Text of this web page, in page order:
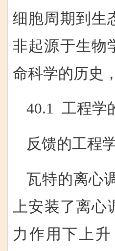
细胞周期到生
非起源于生物
命科学的历史
40.1 工程学
反馈的工程
瓦特的离心
上安装了离
力作用下上